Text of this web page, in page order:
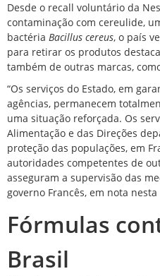
Desde o recall voluntário da
contaminação com cereulide,
bactéria Bacillus cereus, o país
para retirar os produtos
também de outras marcas,
“Os serviços do Estado, em
agências, permanecem
uma situação reforçada. Os
Alimentação e das Direções
proteção das populações, em
autoridades competentes de
asseguram a supervisão das
governo Francês, em nota
Fórmulas
Brasil